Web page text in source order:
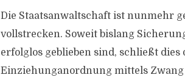
Die Staatsanwaltschaft ist nunmehr
vollstrecken. Soweit bislang
erfolglos geblieben sind, schließt
Einziehunganordnung mittels